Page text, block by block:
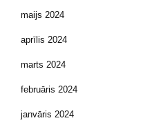
maijs 2024
aprīlis 2024
marts 2024
februāris 2024
janvāris 2024